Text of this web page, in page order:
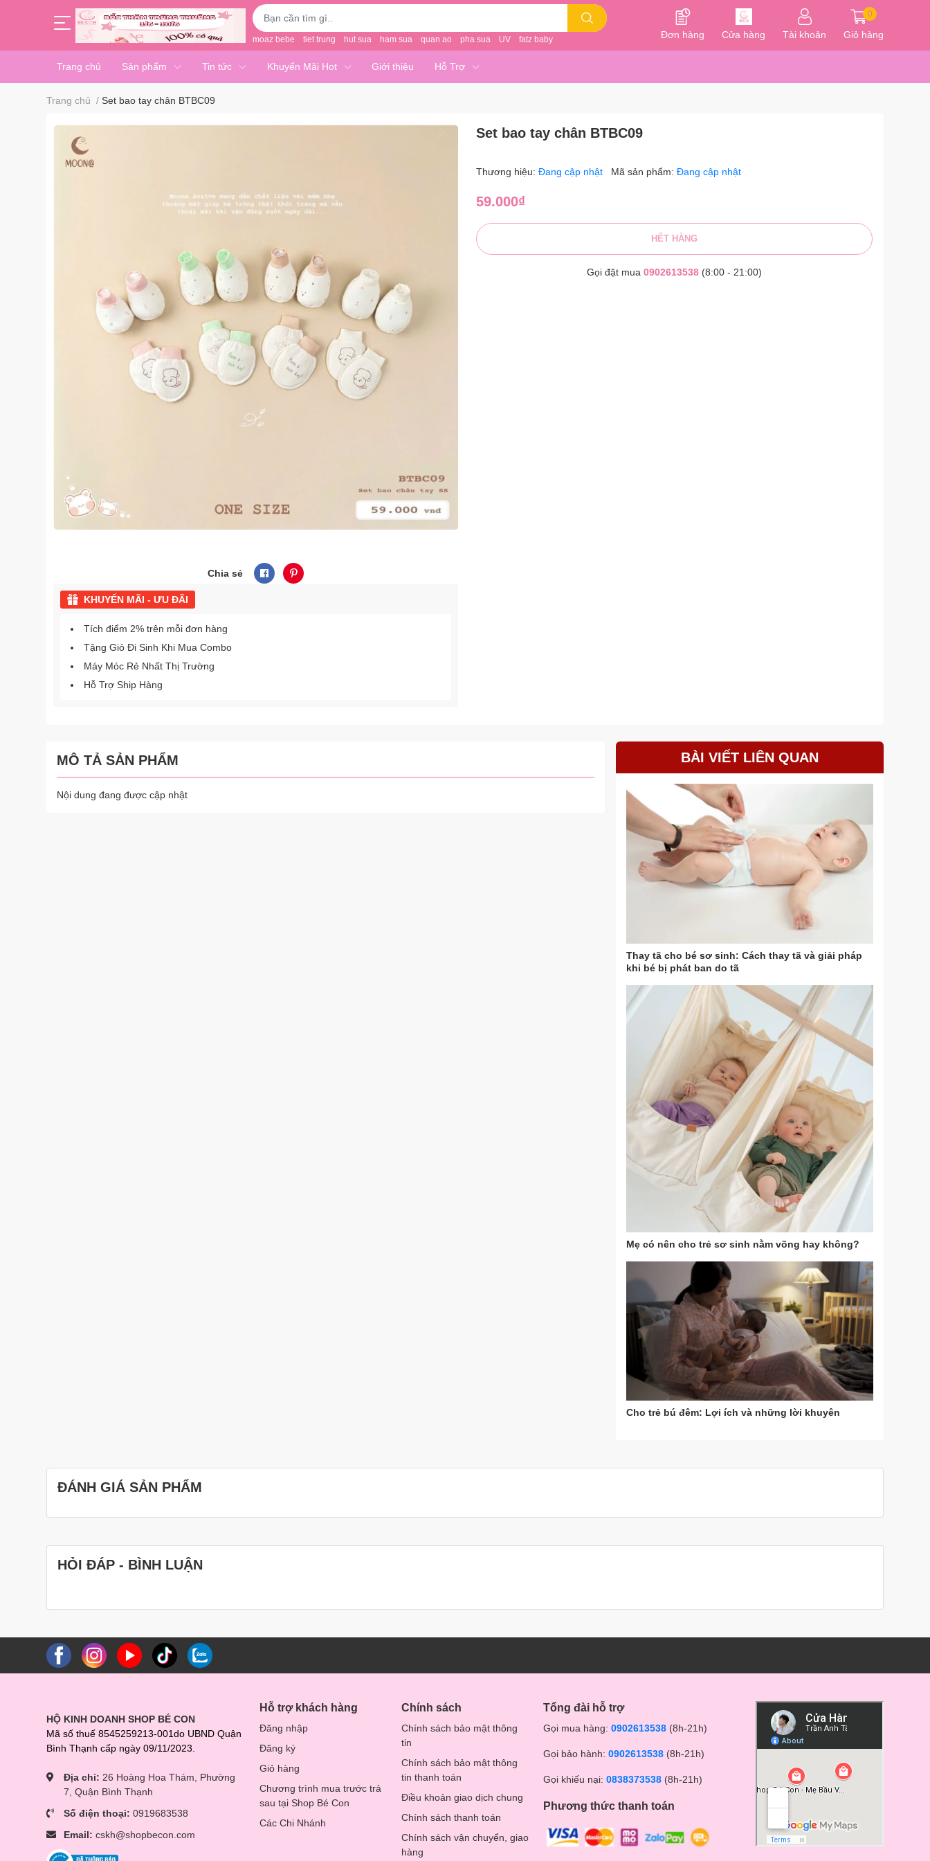
moaz bebe tiet trung hut sua ham sua quan ao pha sua UV fatz baby Đơn hàng Cửa hàng Tài khoản
0
Giỏ hàng
Trang chủ Sản phẩm Tin tức Khuyến Mãi Hot Giới thiệu Hỗ Trợ
Trang chủ / Set bao tay chân BTBC09
Chia sẻ
KHUYẾN MÃI - ƯU ĐÃI
Tích điểm 2% trên mỗi đơn hàng
Tặng Giỏ Đi Sinh Khi Mua Combo
Máy Móc Rẻ Nhất Thị Trường
Hỗ Trợ Ship Hàng
Set bao tay chân BTBC09
Thương hiệu: Đang cập nhật Mã sản phẩm: Đang cập nhật
59.000₫
HẾT HÀNG
Gọi đặt mua 0902613538 (8:00 - 21:00)
MÔ TẢ SẢN PHẨM
Nội dung đang được cập nhật
BÀI VIẾT LIÊN QUAN
Thay tã cho bé sơ sinh: Cách thay tã và giải pháp
khi bé bị phát ban do tã
Mẹ có nên cho trẻ sơ sinh nằm võng hay không?
Cho trẻ bú đêm: Lợi ích và những lời khuyên
ĐÁNH GIÁ SẢN PHẨM
HỎI ĐÁP - BÌNH LUẬN
HỘ KINH DOANH SHOP BÉ CON
Mã số thuế 8545259213-001do UBND Quận
Bình Thạnh cấp ngày 09/11/2023.
Địa chỉ: 26 Hoàng Hoa Thám, Phường
7, Quận Bình Thạnh
Số điện thoại: 0919683538
Email: cskh@shopbecon.com
Hỗ trợ khách hàng
Đăng nhập
Đăng ký
Giỏ hàng
Chương trình mua trước trả
sau tại Shop Bé Con
Các Chi Nhánh
Chính sách
Chính sách bảo mật thông
tin
Chính sách bảo mật thông
tin thanh toán
Điều khoản giao dịch chung
Chính sách thanh toán
Chính sách vận chuyển, giao
hàng
Tổng đài hỗ trợ
Gọi mua hàng: 0902613538 (8h-21h)
Gọi bảo hành: 0902613538 (8h-21h)
Gọi khiếu nại: 0838373538 (8h-21h)
Phương thức thanh toán